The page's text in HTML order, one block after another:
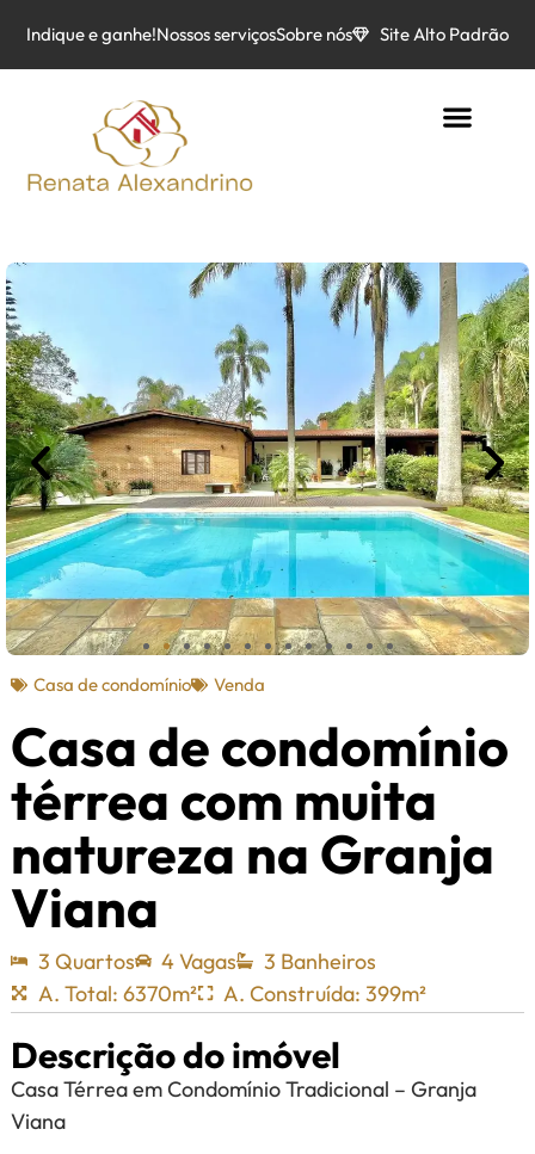
Indique e ganhe!Nossos serviçosSobre nós Site Alto Padrão
Casa de condomínio Venda
Casa de condomínio
térrea com muita
natureza na Granja
Viana
3 Quartos 4 Vagas
3 Banheiros
A. Total: 6370m²
A. Construída: 399m²
Descrição do imóvel
Casa Térrea em Condomínio Tradicional – Granja
Viana